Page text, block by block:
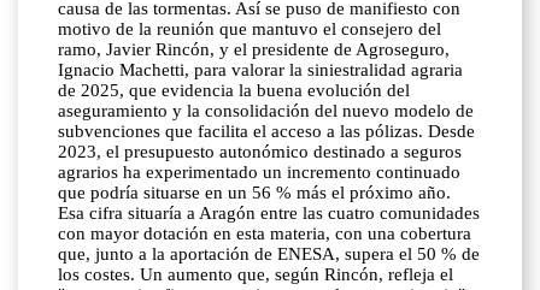
causa de las tormentas. Así se puso de manifiesto con
motivo de la reunión que mantuvo el consejero del
ramo, Javier Rincón, y el presidente de Agroseguro,
Ignacio Machetti, para valorar la siniestralidad agraria
de 2025, que evidencia la buena evolución del
aseguramiento y la consolidación del nuevo modelo de
subvenciones que facilita el acceso a las pólizas. Desde
2023, el presupuesto autonómico destinado a seguros
agrarios ha experimentado un incremento continuado
que podría situarse en un 56 % más el próximo año.
Esa cifra situaría a Aragón entre las cuatro comunidades
con mayor dotación en esta materia, con una cobertura
que, junto a la aportación de ENESA, supera el 50 % de
los costes. Un aumento que, según Rincón, refleja el